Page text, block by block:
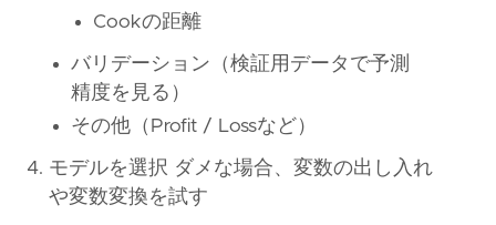
Cookの距離
バリデーション（検証用データで予測
精度を見る）
その他（Profit / Lossなど）
モデルを選択 ダメな場合、変数の出し入れ
や変数変換を試す